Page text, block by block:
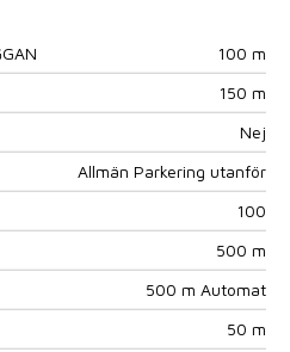
100 m
150 m
Nej
Allmän Parkering utanför
100
500 m
500 m Automat
50 m